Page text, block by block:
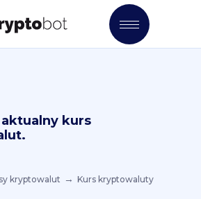
kurs
kryptowalut Kurs kryptowaluty